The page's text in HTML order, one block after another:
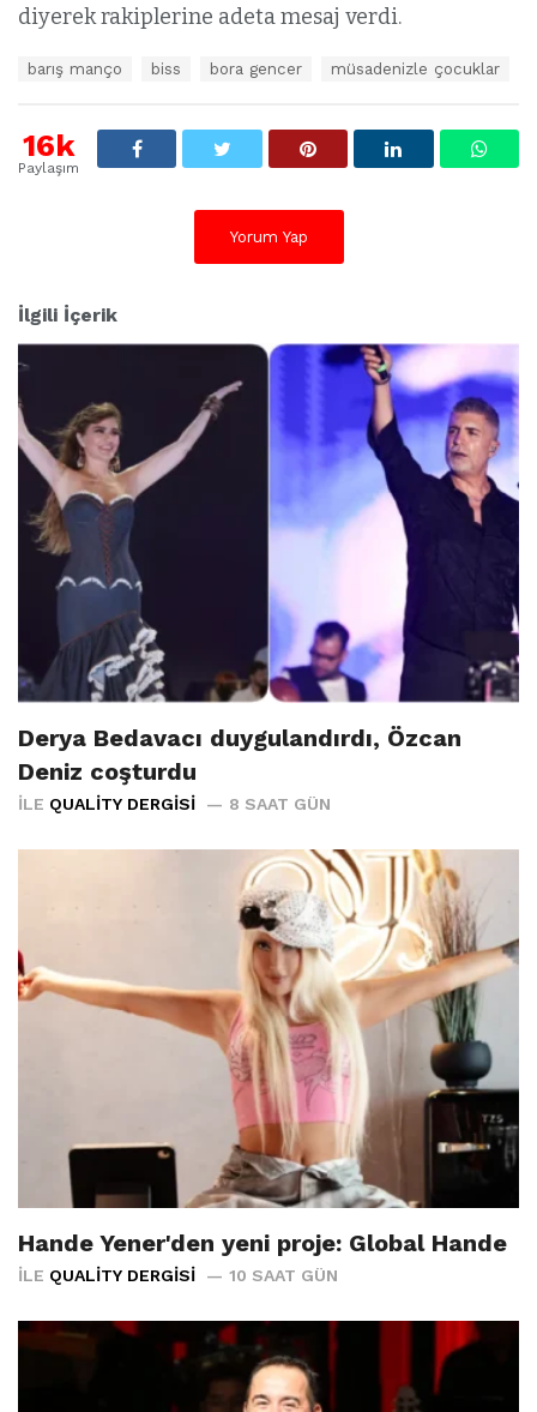
diyerek rakiplerine adeta mesaj verdi.
t
barış manço biss bora gencer müsadenizle çocuklar
16k
Paylaşım
Yorum Yap
İlgili İçerik
Derya Bedavacı duygulandırdı, Özcan
Deniz coşturdu
İLE QUALITY DERGISI 8 SAAT GÜN
Hande Yener'den yeni proje: Global Hande
İLE QUALITY DERGISI 10 SAAT GÜN